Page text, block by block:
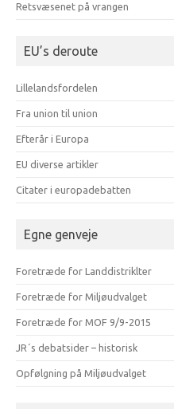
Retsvæsenet på vrangen
EU’s deroute
Lillelandsfordelen
Fra union til union
Efterår i Europa
EU diverse artikler
Citater i europadebatten
Egne genveje
Foretræde for Landdistriklter
Foretræde for Miljøudvalget
Foretræde for MOF 9/9-2015
JR´s debatsider – historisk
Opfølgning på Miljøudvalget